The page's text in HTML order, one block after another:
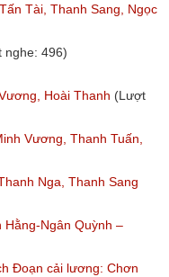
Tài, Thanh Sang, Ngọc
nghe: 496)
Hoài Thanh (Lượt
Vương, Thanh Tuấn,
Nga, Thanh Sang
Hằng-Ngân Quỳnh –
Đoạn cải lương: Chơn